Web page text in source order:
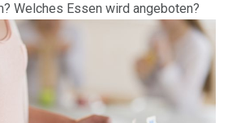
Welches Essen wird angeboten?